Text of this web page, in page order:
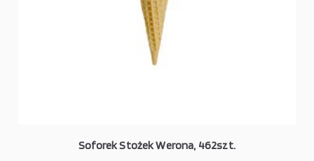
Soforek Stożek Werona, 462szt.